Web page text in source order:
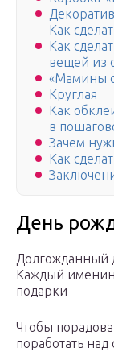
Как
Как
вещей из
«Мамины
Круглая
Как
в
Зачем
Как
День
Долгожданный
Каждый
подарки
Чтобы
поработать